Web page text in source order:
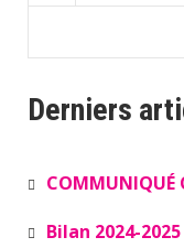
Derniers
COMMUNIQUÉ
Bilan 2024-